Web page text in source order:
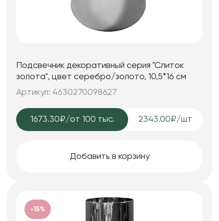
Подсвечник декоративный серия "Слиток
золота", цвет серебро/золото, 10,5*16 см
Артикул: 4630270098627
1673.30₽/от 100 тыс. 2343.00₽/шт
Добавить в корзину
-15%